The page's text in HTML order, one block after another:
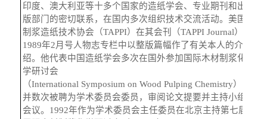
印度、澳大利亚等十多个国家的造纸学会、专业期刊和出
版部门的密切联系，在国内多次组织技术交流活动。美国
制浆造纸技术协会（TAPPI）在其会刊（TAPPI Journal）
1989年2月号人物志专栏中以整版篇幅作了有关本人的介
绍。他代表中国造纸学会多次在国外参加国际木材制浆化
学研讨会
（International Symposium on Wood Pulping Chemistry），
并数次被聘为学术委员会委员，审阅论文提要并主持小组
会议。 1992年作为学术委员会主任委员在北京主持第七届